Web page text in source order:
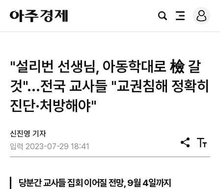
아
주
경
검
전
로
그
"설리번 선생님, 아동학대로 檢 갈
것"...전국 교사들 "교권침해 정확히
진단·처방해야"
신진영 기자
입력 2023-07-29 18:41
공
유
텍
스
당분간 교사들 집회 이어질 전망, 9월 4일까지